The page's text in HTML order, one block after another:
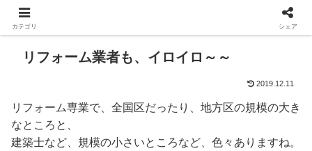
リフォーム業者も、イロイロ～～
2019.12.11
リフォーム専業で、全国区だったり、地方区の規模の大き
なところと、
建築士など、規模の小さいところなど、色々ありますね。
カテゴリ シェア